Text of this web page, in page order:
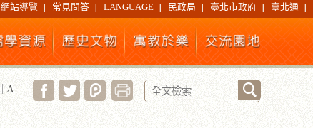
網站導覽 常見問答 LANGUAGE 民政局 臺北市政府 臺北通